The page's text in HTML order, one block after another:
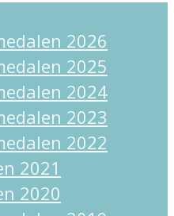
2026
2025
2024
2023
2022
2021
2020